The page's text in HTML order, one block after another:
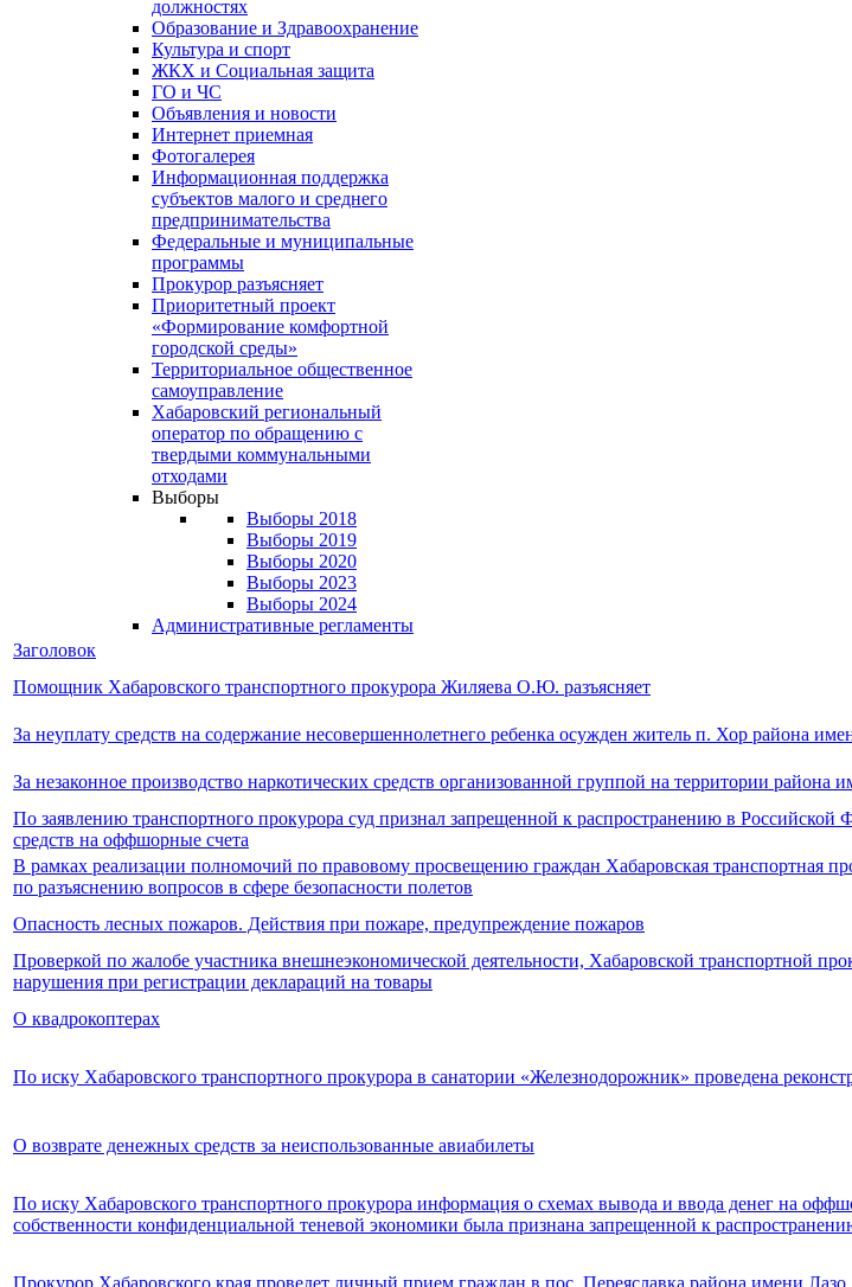
должностях
Образование и Здравоохранение
Культура и спорт
ЖКХ и Социальная защита
ГО и ЧС
Объявления и новости
Интернет приемная
Фотогалерея
Информационная поддержка
субъектов малого и среднего
предпринимательства
Федеральные и муниципальные
программы
Прокурор разъясняет
Приоритетный проект
«Формирование комфортной
городской среды»
Территориальное общественное
самоуправление
Хабаровский региональный
оператор по обращению с
твердыми коммунальными
отходами
Выборы
Выборы 2018
Выборы 2019
Выборы 2020
Выборы 2023
Выборы 2024
Административные регламенты
Заголовок
Помощник Хабаровского транспортного прокурора Жиляева О.Ю. разъясняет
За неуплату средств на содержание несовершеннолетнего ребенка осужден житель п. Хор района
За незаконное производство наркотических средств организованной группой на территории
По заявлению транспортного прокурора суд признал запрещенной к распространению в
средств на оффшорные счета
В рамках реализации полномочий по правовому просвещению граждан Хабаровская транспортная
по разъяснению вопросов в сфере безопасности полетов
Опасность лесных пожаров. Действия при пожаре, предупреждение пожаров
Проверкой по жалобе участника внешнеэкономической деятельности, Хабаровской транспортной
нарушения при регистрации деклараций на товары
О квадрокоптерах
По иску Хабаровского транспортного прокурора в санатории «Железнодорожник» проведена
О возврате денежных средств за неиспользованные авиабилеты
По иску Хабаровского транспортного прокурора информация о схемах вывода и ввода денег на
собственности конфиденциальной теневой экономики была признана запрещенной к